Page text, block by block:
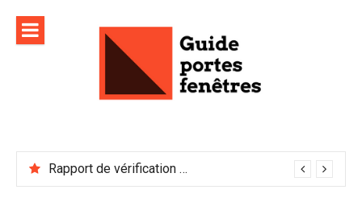
contenu
Rapport de vérification sécurité : à conserver précieusement